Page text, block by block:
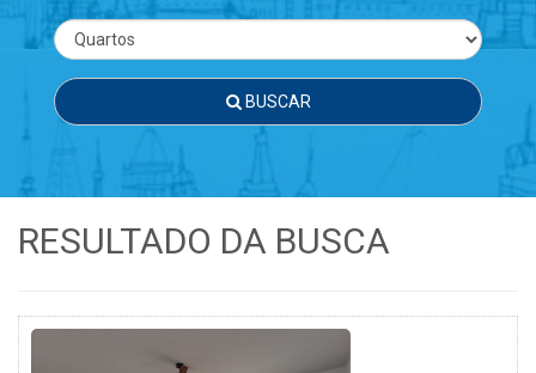
BUSCAR
RESULTADO DA BUSCA